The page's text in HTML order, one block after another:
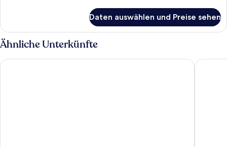
Suite
(Runway
View)
Daten auswählen und Preise sehen
Ähnliche Unterkünfte
La Quinta Inn & Suites By Wyndham Queens NYC/JFK AirTrain